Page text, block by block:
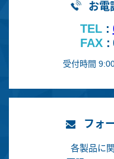
お電
TEL
FAX
受付時間
フォ
各製品に